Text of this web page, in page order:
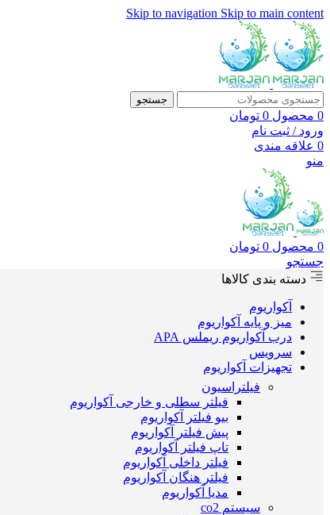
Skip to navigation Skip to main content
جستجو
0 محصول 0 تومان
ورود / ثبت نام
0 علاقه مندی
منو
0 محصول 0 تومان
جستجو
دسته بندی کالاها
آکواریوم
میز و پایه آکواریوم
درب آکواریوم ریملس APA
سرویس
تجهیزات آکواریوم
فیلتراسیون
فیلتر سطلی و خارجی آکواریوم
بیو فیلتر آکواریوم
پیش فیلتر آکواریوم
تاپ فیلتر آکواریوم
فیلتر داخلی آکواریوم
فیلتر هنگان آکواریوم
مدیا آکواریوم
سیستم co2